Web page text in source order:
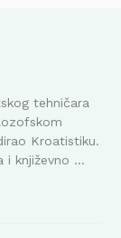
tehničara
Kroatistiku.
i književno ...